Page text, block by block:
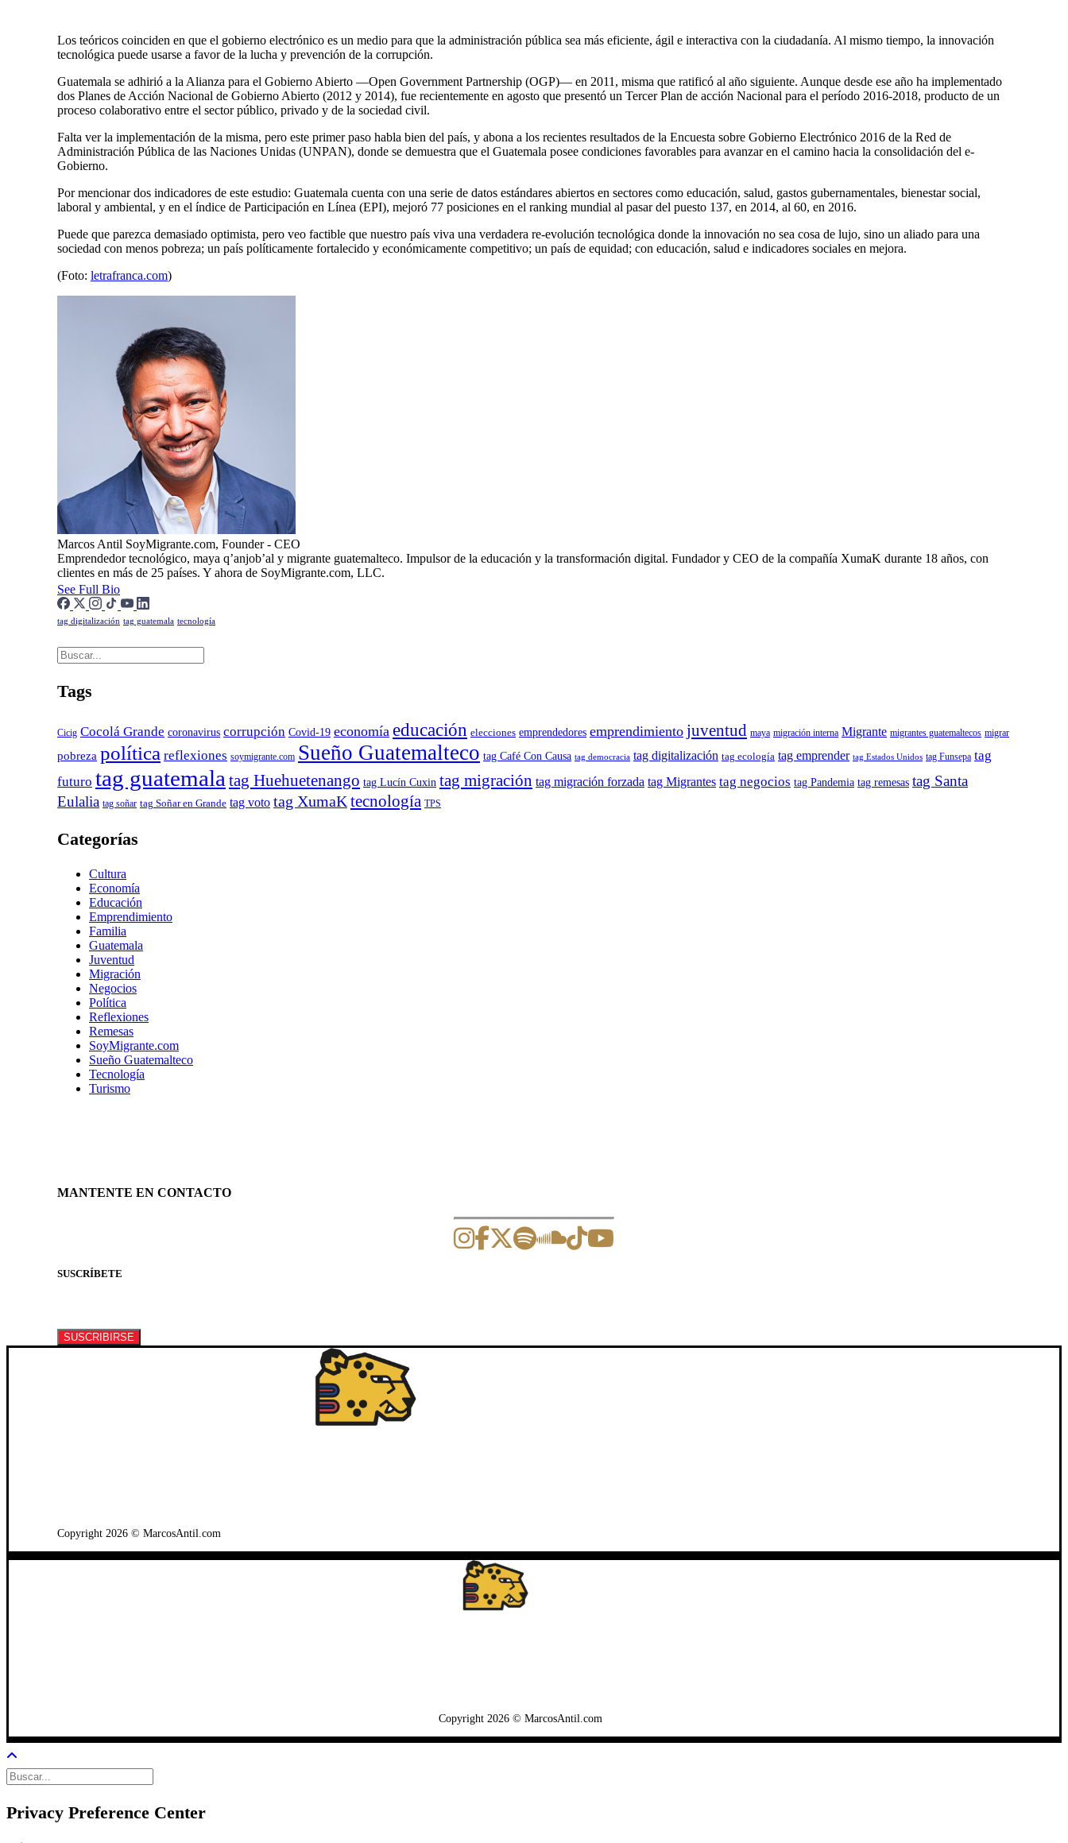
Los teóricos coinciden en que el gobierno electrónico es un medio para que la administración pública sea más eficiente, ágil e interactiva con la ciudadanía. Al mismo tiempo, la innovación
tecnológica puede usarse a favor de la lucha y prevención de la corrupción.
Guatemala se adhirió a la Alianza para el Gobierno Abierto —Open Government Partnership (OGP)— en 2011, misma que ratificó al año siguiente. Aunque desde ese año ha implementado
dos Planes de Acción Nacional de Gobierno Abierto (2012 y 2014), fue recientemente en agosto que presentó un Tercer Plan de acción Nacional para el período 2016-2018, producto de un
proceso colaborativo entre el sector público, privado y de la sociedad civil.
Falta ver la implementación de la misma, pero este primer paso habla bien del país, y abona a los recientes resultados de la Encuesta sobre Gobierno Electrónico 2016 de la Red de
Administración Pública de las Naciones Unidas (UNPAN), donde se demuestra que el Guatemala posee condiciones favorables para avanzar en el camino hacia la consolidación del e-
Gobierno.
Por mencionar dos indicadores de este estudio: Guatemala cuenta con una serie de datos estándares abiertos en sectores como educación, salud, gastos gubernamentales, bienestar social,
laboral y ambiental, y en el índice de Participación en Línea (EPI), mejoró 77 posiciones en el ranking mundial al pasar del puesto 137, en 2014, al 60, en 2016.
Puede que parezca demasiado optimista, pero veo factible que nuestro país viva una verdadera re-evolución tecnológica donde la innovación no sea cosa de lujo, sino un aliado para una
sociedad con menos pobreza; un país políticamente fortalecido y económicamente competitivo; un país de equidad; con educación, salud e indicadores sociales en mejora.
(Foto: letrafranca.com)
Marcos Antil SoyMigrante.com, Founder - CEO
Emprendedor tecnológico, maya q’anjob’al y migrante guatemalteco. Impulsor de la educación y la transformación digital. Fundador y CEO de la compañía XumaK durante 18 años, con
clientes en más de 25 países. Y ahora de SoyMigrante.com, LLC.
See Full Bio
tag digitalización tag guatemala tecnología
Tags
Cicig Cocolá Grande coronavirus corrupción Covid-19 economía educación elecciones emprendedores emprendimiento juventud maya migración interna Migrante migrantes guatemaltecos migrar
pobreza política reflexiones soymigrante.com Sueño Guatemalteco tag Café Con Causa tag democracia tag digitalización tag ecología tag emprender tag Estados Unidos tag Funsepa tag
futuro tag guatemalatag Huehuetenango tag Lucín Cuxin tag migración tag migración forzada tag Migrantes tag negocios tag Pandemia tag remesas tag Santa
Eulalia tag soñar tag Soñar en Grande tag voto tag XumaKtecnología TPS
Categorías
Cultura
Economía
Educación
Emprendimiento
Familia
Guatemala
Juventud
Migración
Negocios
Política
Reflexiones
Remesas
SoyMigrante.com
Sueño Guatemalteco
Tecnología
Turismo
MANTENTE EN CONTACTO
SUSCRÍBETE
SUSCRIBIRSE
Copyright 2026 © MarcosAntil.com
Copyright 2026 © MarcosAntil.com
Privacy Preference Center